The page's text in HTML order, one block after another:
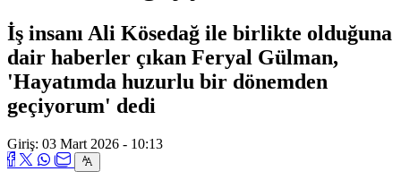
İş insanı Ali Kösedağ ile birlikte olduğuna
dair haberler çıkan Feryal Gülman,
'Hayatımda huzurlu bir dönemden
geçiyorum' dedi
Giriş: 03 Mart 2026 - 10:13